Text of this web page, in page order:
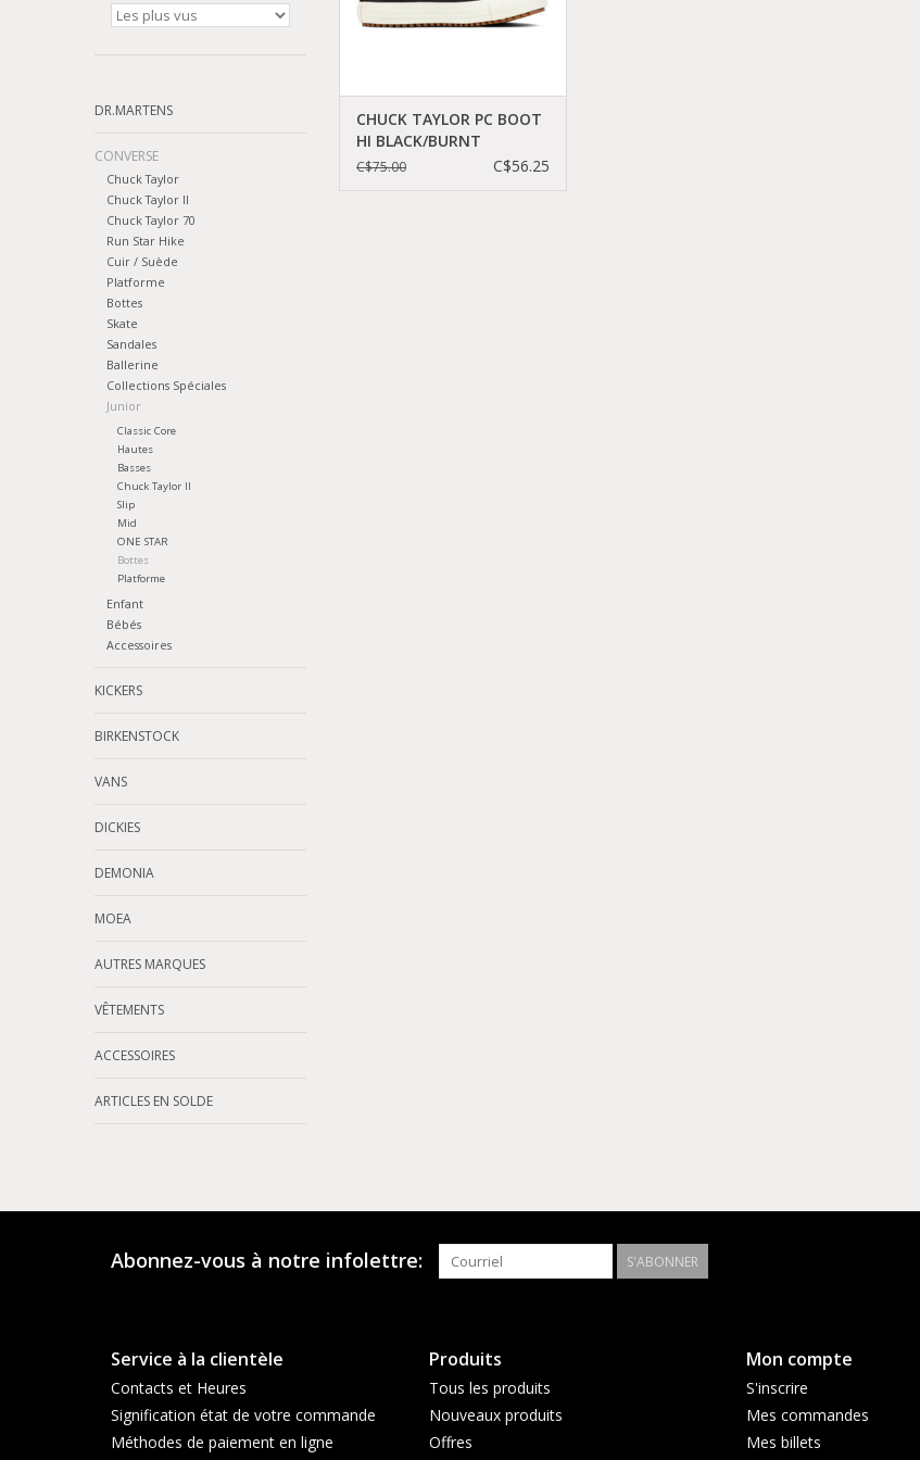
DR.MARTENS
CONVERSE
Chuck Taylor
Chuck Taylor II
Chuck Taylor 70
Run Star Hike
Cuir / Suède
Platforme
Bottes
Skate
Sandales
Ballerine
Collections Spéciales
Junior
Classic Core
Hautes
Basses
Chuck Taylor II
Slip
Mid
ONE STAR
Bottes
Platforme
Enfant
Bébés
Accessoires
KICKERS
BIRKENSTOCK
VANS
DICKIES
DEMONIA
MOEA
AUTRES MARQUES
VÊTEMENTS
ACCESSOIRES
ARTICLES EN SOLDE
CHUCK TAYLOR PC BOOT
HI BLACK/BURNT
CARAMEL CAWB-661906C
C$75.00 C$56.25
Abonnez-vous à notre infolettre: S'ABONNER
Service à la clientèle
Contacts et Heures
Signification état de votre commande
Méthodes de paiement en ligne
Produits
Tous les produits
Nouveaux produits
Offres
Mon compte
S'inscrire
Mes commandes
Mes billets